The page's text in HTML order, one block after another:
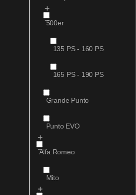
500er
135 PS - 160 PS
165 PS - 190 PS
Grande Punto
Punto EVO
Alfa Romeo
Mito